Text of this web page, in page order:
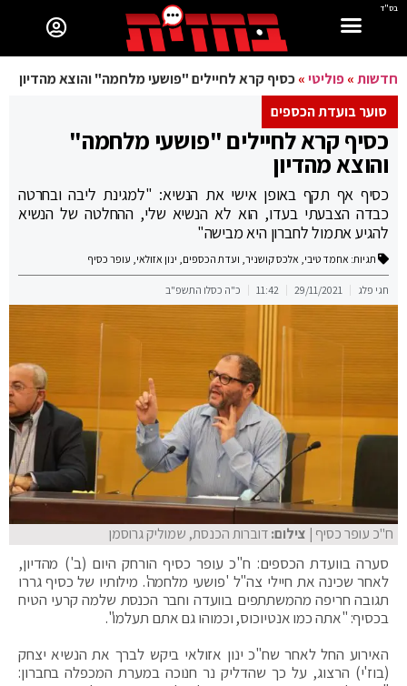
בס"ד
חדשות»פוליטי»כסיף קרא לחיילים "פושעי מלחמה" והוצא מהדיון
סוער בועדת הכספים
כסיף קרא לחיילים "פושעי מלחמה"
והוצא מהדיון
כסיף אף תקף באופן אישי את הנשיא: "למגינת ליבה ובחרטה
כבדה הצבעתי בעדו, הוא לא הנשיא שלי, ההחלטה של הנשיא
להגיע אתמול לחברון היא מבישה"
תגיות: אחמד טיבי, אלכס קושניר, ועדת הכספים, ינון אזולאי, עופר כסיף
חגי פלג 29/11/2021
11:42 כ"ה כסלו התשפ"ב
ח"כ עופר כסיף | צילום:דוברות הכנסת, שמוליק גרוסמן
סערה בוועדת הכספים: ח"כ עופר כסיף הורחק היום (ב') מהדיון,
לאחר שכינה את חיילי צה"ל 'פושעי מלחמה'. מילותיו של כסיף גררו
תגובה חריפה מהמשתתפים בוועדה וחבר הכנסת שלמה קרעי הטיח
בכסיף: "אתה כמו אנטיוכוס, וכמוהו גם אתם תעלמו".
האירוע החל לאחר שח"כ ינון אזולאי ביקש לברך את הנשיא יצחק
(בוז'י) הרצוג, על כך שהדליק נר חנוכה במערת המכפלה בחברון: